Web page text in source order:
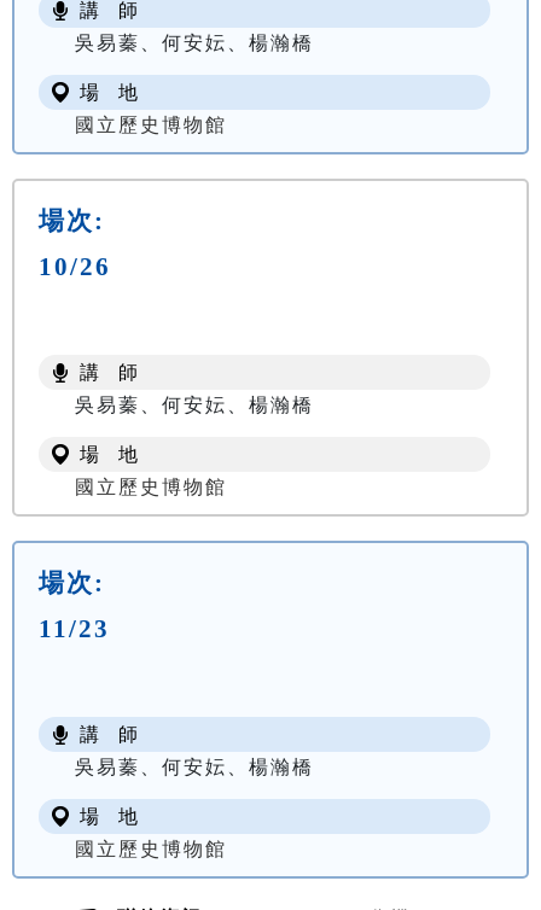
講 師
吳易蓁、何安妘、楊瀚橋
場 地
國立歷史博物館
場次:
10/26
講 師
吳易蓁、何安妘、楊瀚橋
場 地
國立歷史博物館
場次:
11/23
講 師
吳易蓁、何安妘、楊瀚橋
場 地
國立歷史博物館